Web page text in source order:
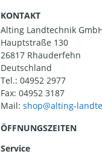
KONTAKT
Alting Landtechnik
Hauptstraße 130
26817 Rhauderfehn
Deutschland
Tel.: 04952 2977
Fax: 04952 3187
Mail:
ÖFFNUNGSZEITEN
Service